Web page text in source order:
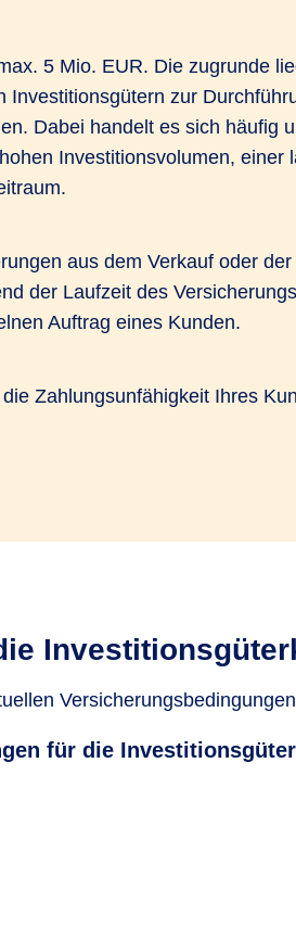
5 Mio. EUR. Die zugrunde
zur
Dabei handelt es sich häufig
Investitionsvolumen, einer
aus dem Verkauf oder
der Laufzeit des
Auftrag eines Kunden.
Zahlungsunfähigkeit Ihres
Versicherungsbedingungen
für die